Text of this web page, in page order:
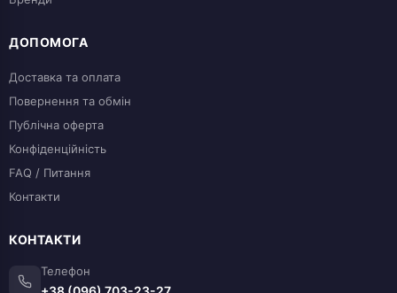
ДОПОМОГА
Доставка та оплата
Повернення та обмін
Публічна оферта
Конфіденційність
FAQ / Питання
Контакти
КОНТАКТИ
Телефон